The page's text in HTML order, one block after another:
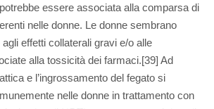
essere associata alla comparsa di
nelle donne. Le donne sembrano
effetti collaterali gravi e/o alle
alla tossicità dei farmaci.[39] Ad
e l’ingrossamento del fegato si
nelle donne in trattamento con